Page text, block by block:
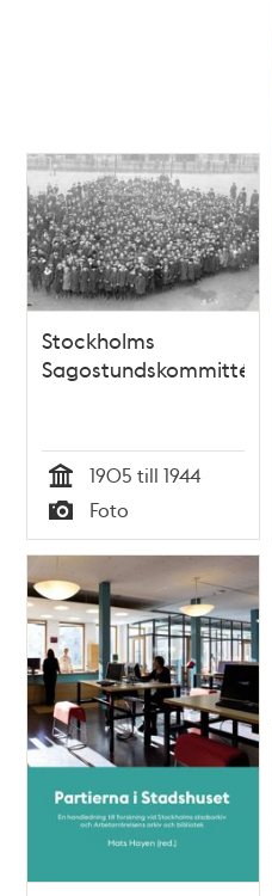
Stockholms
Sagostundskommitté
Tid
1905 till 1944
Typ
Foto